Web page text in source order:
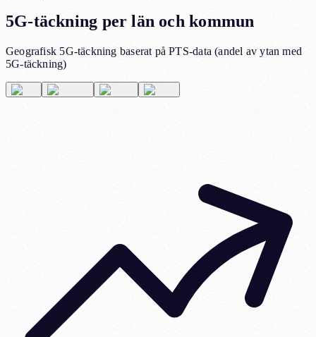
5G-täckning per län och kommun
Geografisk 5G-täckning baserat på PTS-data (andel av ytan med
5G-täckning)